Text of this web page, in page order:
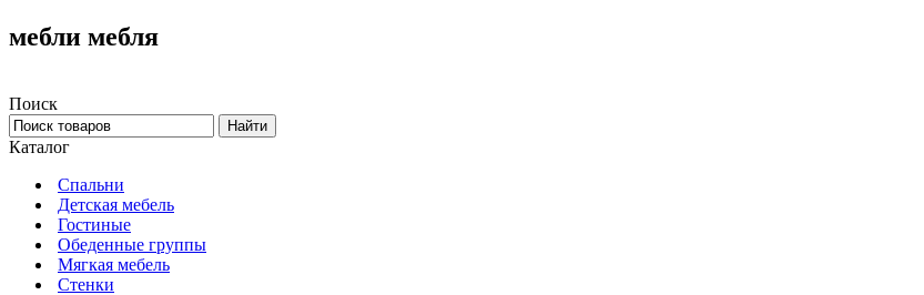
мебли мебля
Поиск
Каталог
Спальни
Детская мебель
Гостиные
Обеденные группы
Мягкая мебель
Стенки